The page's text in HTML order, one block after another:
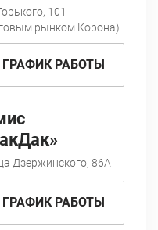
101
рынком Корона)
ГРАФИК РАБОТЫ
Дзержинского, 86А
ГРАФИК РАБОТЫ